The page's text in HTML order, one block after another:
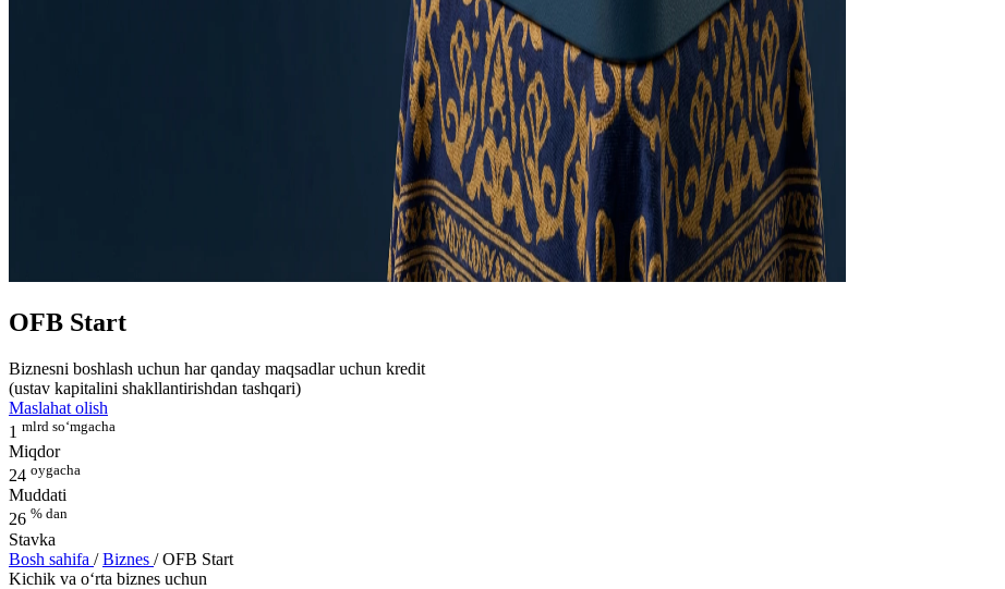
OFB Start
Biznesni boshlash uchun har qanday maqsadlar uchun kredit
(ustav kapitalini shakllantirishdan tashqari)
Maslahat olish
1 mlrd so‘mgacha
Miqdor
24 oygacha
Muddati
26 % dan
Stavka
Bosh sahifa / Biznes /OFB Start
Kichik va o‘rta biznes uchun